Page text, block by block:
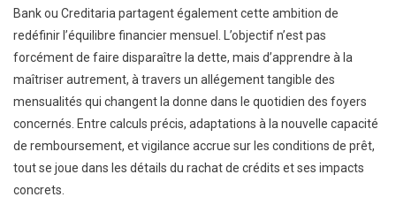
Bank ou Creditaria partagent également cette ambition de
redéfinir l’équilibre financier mensuel. L’objectif n’est pas
forcément de faire disparaître la dette, mais d’apprendre à la
maîtriser autrement, à travers un allégement tangible des
mensualités qui changent la donne dans le quotidien des foyers
concernés. Entre calculs précis, adaptations à la nouvelle capacité
de remboursement, et vigilance accrue sur les conditions de prêt,
tout se joue dans les détails du rachat de crédits et ses impacts
concrets.